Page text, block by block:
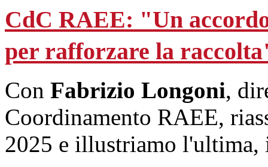
CdC RAEE: "Un
per rafforzare la
Con Fabrizio Longoni,
Coordinamento RAEE,
2025 e illustriamo l'ultima,